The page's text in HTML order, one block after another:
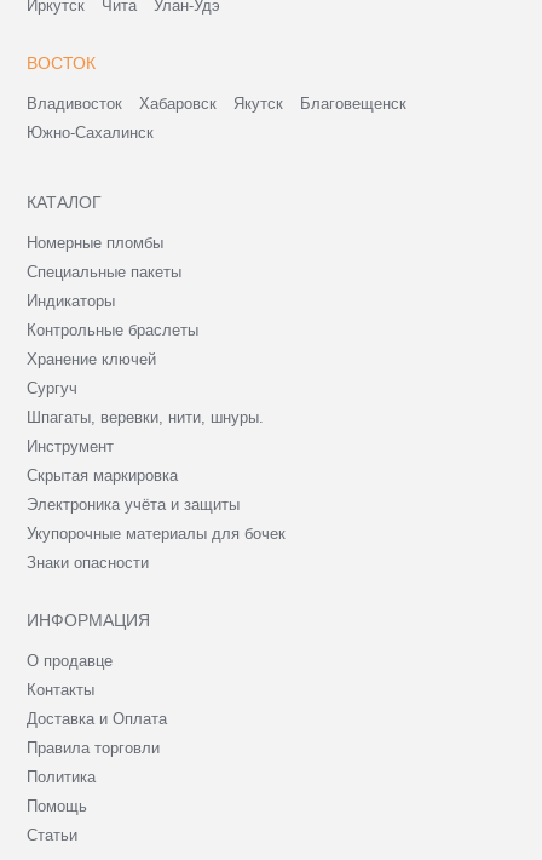
Иркутск Чита Улан-Удэ
ВОСТОК
Владивосток Хабаровск Якутск
Благовещенск
Южно-Сахалинск
КАТАЛОГ
Номерные пломбы
Специальные пакеты
Индикаторы
Контрольные браслеты
Хранение ключей
Сургуч
Шпагаты, веревки, нити, шнуры.
Инструмент
Скрытая маркировка
Электроника учёта и защиты
Укупорочные материалы для бочек
Знаки опасности
ИНФОРМАЦИЯ
О продавце
Контакты
Доставка и Оплата
Правила торговли
Политика
Помощь
Статьи